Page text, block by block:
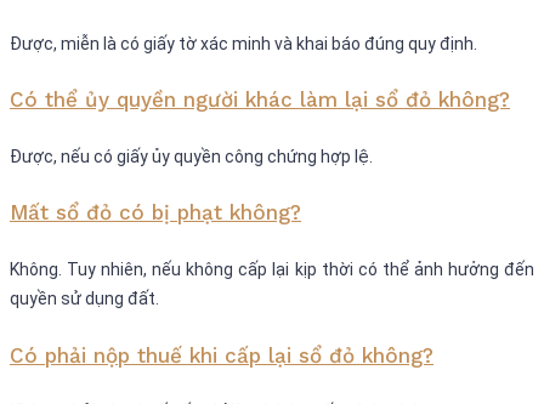
Được, miễn là có giấy tờ xác minh và khai báo đúng quy định.
Có thể ủy quyền người khác làm lại sổ đỏ không?
Được, nếu có giấy ủy quyền công chứng hợp lệ.
Mất sổ đỏ có bị phạt không?
Không. Tuy nhiên, nếu không cấp lại kịp thời có thể ảnh hưởng đến
quyền sử dụng đất.
Có phải nộp thuế khi cấp lại sổ đỏ không?